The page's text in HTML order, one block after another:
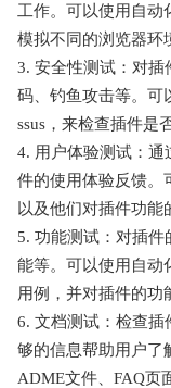
工作。可以使用自动
模拟不同的浏览器环
3. 安全性测试：对
码、钓鱼攻击等。可
ssus，来检查插件是
4. 用户体验测试：
件的使用体验反馈。
以及他们对插件功能
5. 功能测试：对插
能等。可以使用自动
用例，并对插件的功
6. 文档测试：检查插
够的信息帮助用户了
ADME文件、FAQ页